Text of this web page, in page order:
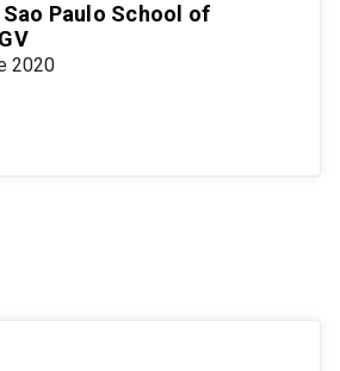
Paulo School of
2020